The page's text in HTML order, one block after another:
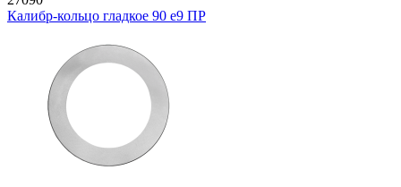
Калибр-кольцо гладкое 90 e9 ПР